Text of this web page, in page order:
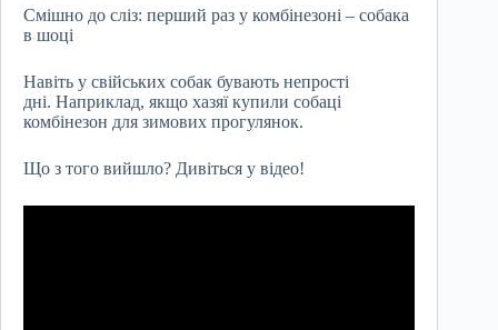
Смішно до сліз: перший раз у комбінезоні – собака
в шоці
Навіть у свійських собак бувають непрості
дні. Наприклад, якщо хазяї купили собаці
комбінезон для зимових прогулянок.
Що з того вийшло? Дивіться у відео!